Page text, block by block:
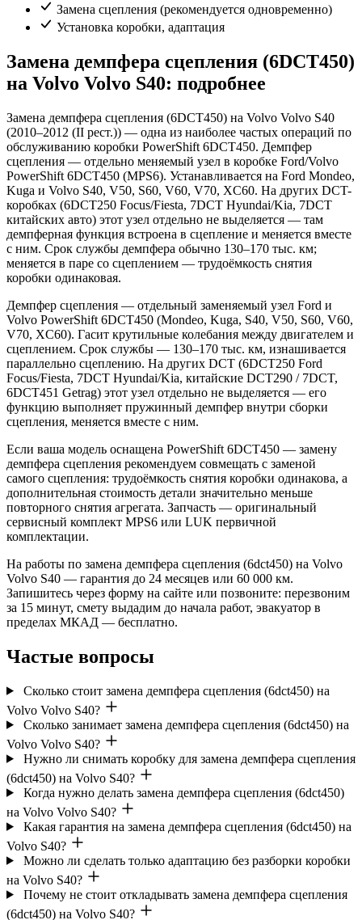
Замена сцепления (рекомендуется одновременно)
Установка коробки, адаптация
Замена демпфера сцепления (6DCT450)
на Volvo Volvo S40: подробнее
Замена демпфера сцепления (6DCT450) на Volvo Volvo S40
(2010–2012 (II рест.)) — одна из наиболее частых операций по
обслуживанию коробки PowerShift 6DCT450. Демпфер
сцепления — отдельно меняемый узел в коробке Ford/Volvo
PowerShift 6DCT450 (MPS6). Устанавливается на Ford Mondeo,
Kuga и Volvo S40, V50, S60, V60, V70, XC60. На других DCT-
коробках (6DCT250 Focus/Fiesta, 7DCT Hyundai/Kia, 7DCT
китайских авто) этот узел отдельно не выделяется — там
демпферная функция встроена в сцепление и меняется вместе
с ним. Срок службы демпфера обычно 130–170 тыс. км;
меняется в паре со сцеплением — трудоёмкость снятия
коробки одинаковая.
Демпфер сцепления — отдельный заменяемый узел Ford и
Volvo PowerShift 6DCT450 (Mondeo, Kuga, S40, V50, S60, V60,
V70, XC60). Гасит крутильные колебания между двигателем и
сцеплением. Срок службы — 130–170 тыс. км, изнашивается
параллельно сцеплению. На других DCT (6DCT250 Ford
Focus/Fiesta, 7DCT Hyundai/Kia, китайские DCT290 / 7DCT,
6DCT451 Getrag) этот узел отдельно не выделяется — его
функцию выполняет пружинный демпфер внутри сборки
сцепления, меняется вместе с ним.
Если ваша модель оснащена PowerShift 6DCT450 — замену
демпфера сцепления рекомендуем совмещать с заменой
самого сцепления: трудоёмкость снятия коробки одинакова, а
дополнительная стоимость детали значительно меньше
повторного снятия агрегата. Запчасть — оригинальный
сервисный комплект MPS6 или LUK первичной
комплектации.
На работы по замена демпфера сцепления (6dct450) на Volvo
Volvo S40 — гарантия до 24 месяцев или 60 000 км.
Запишитесь через форму на сайте или позвоните: перезвоним
за 15 минут, смету выдадим до начала работ, эвакуатор в
пределах МКАД — бесплатно.
Частые вопросы
Сколько стоит замена демпфера сцепления (6dct450) на
Volvo Volvo S40?
Сколько занимает замена демпфера сцепления (6dct450) на
Volvo Volvo S40?
Нужно ли снимать коробку для замена демпфера сцепления
(6dct450) на Volvo S40?
Когда нужно делать замена демпфера сцепления (6dct450)
на Volvo Volvo S40?
Какая гарантия на замена демпфера сцепления (6dct450) на
Volvo S40?
Можно ли сделать только адаптацию без разборки коробки
на Volvo S40?
Почему не стоит откладывать замена демпфера сцепления
(6dct450) на Volvo S40?